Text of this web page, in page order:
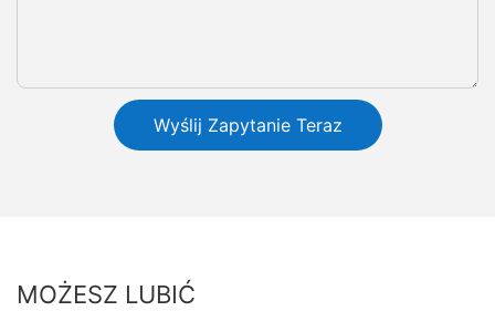
Wyślij Zapytanie Teraz
MOŻESZ LUBIĆ